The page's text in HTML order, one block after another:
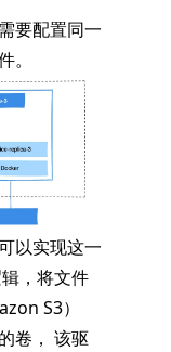
要配置同一
以实现这一
，将文件
S3）
卷， 该驱